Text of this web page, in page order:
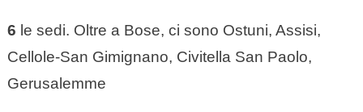
6 le sedi. Oltre a Bose, ci sono Ostuni, Assisi,
Cellole-San Gimignano, Civitella San Paolo,
Gerusalemme